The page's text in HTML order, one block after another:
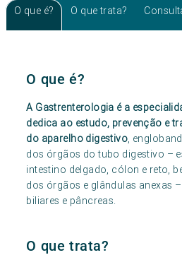
O que é? O que trata?
O que é?
A Gastrenterologia é a
dedica ao estudo, prevenção e
do aparelho digestivo,
dos órgãos do tubo digestivo –
intestino delgado, cólon e reto,
dos órgãos e glândulas anexas
biliares e pâncreas.
O que trata?